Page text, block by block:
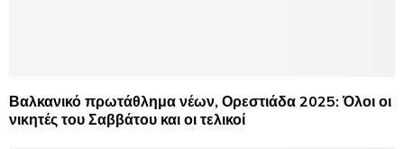
Βαλκανικό πρωτάθλημα νέων, Ορεστιάδα 2025: Όλοι οι
νικητές του Σαββάτου και οι τελικοί